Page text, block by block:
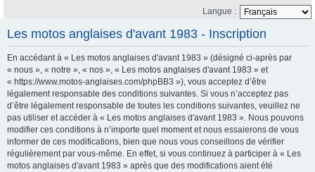
Langue :
Les motos anglaises d'avant 1983 - Inscription
En accédant à « Les motos anglaises d'avant 1983 » (désigné ci-après par
« nous », « notre », « nos », « Les motos anglaises d'avant 1983 » et
« https://www.motos-anglaises.com/phpBB3 »), vous acceptez d’être
légalement responsable des conditions suivantes. Si vous n’acceptez pas
d’être légalement responsable de toutes les conditions suivantes, veuillez ne
pas utiliser et accéder à « Les motos anglaises d'avant 1983 ». Nous pouvons
modifier ces conditions à n’importe quel moment et nous essaierons de vous
informer de ces modifications, bien que nous vous conseillons de vérifier
régulièrement par vous-même. En effet, si vous continuez à participer à « Les
motos anglaises d'avant 1983 » après que des modifications aient été